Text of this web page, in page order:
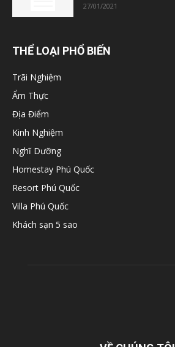
27/01/2021
THỂ LOẠI PHỔ BIẾN
Trãi Nghiệm
Ẩm Thực
Địa Điểm
Kinh Nghiệm
Nghĩ Dưỡng
Homestay Phú Quốc
Resort Phú Quốc
Villa Phú Quốc
Khách sạn 5 sao